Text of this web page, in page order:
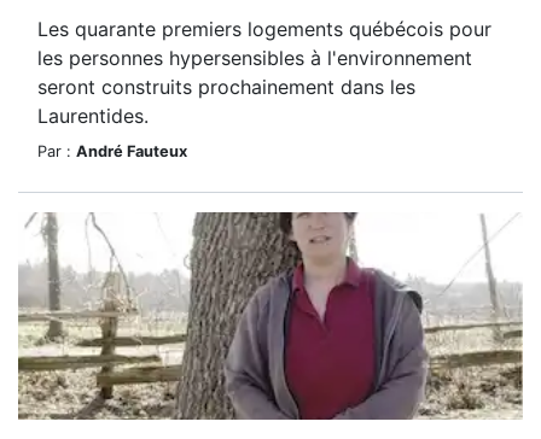
Les quarante premiers logements québécois pour
les personnes hypersensibles à l'environnement
seront construits prochainement dans les
Laurentides.
Par : André Fauteux